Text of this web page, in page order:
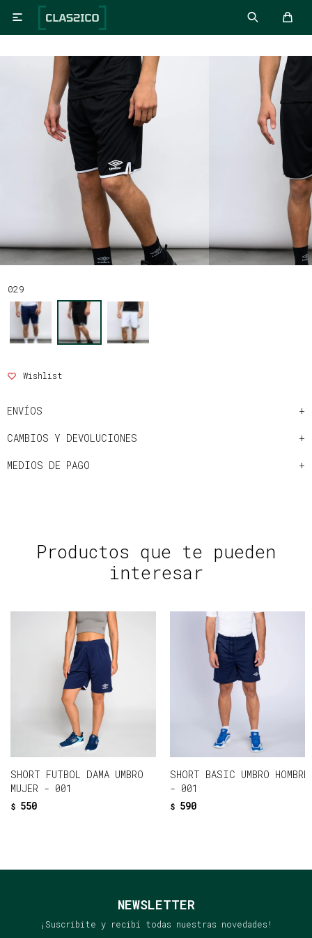

029
ENVÍOS
CAMBIOS Y DEVOLUCIONES
MEDIOS DE PAGO
Productos que te pueden
interesar
SHORT FUTBOL DAMA UMBRO
MUJER - 001
$ 550
SHORT BASIC UMBRO HOMBRE
- 001
$ 590
NEWSLETTER
¡Suscribite y recibí todas nuestras novedades!